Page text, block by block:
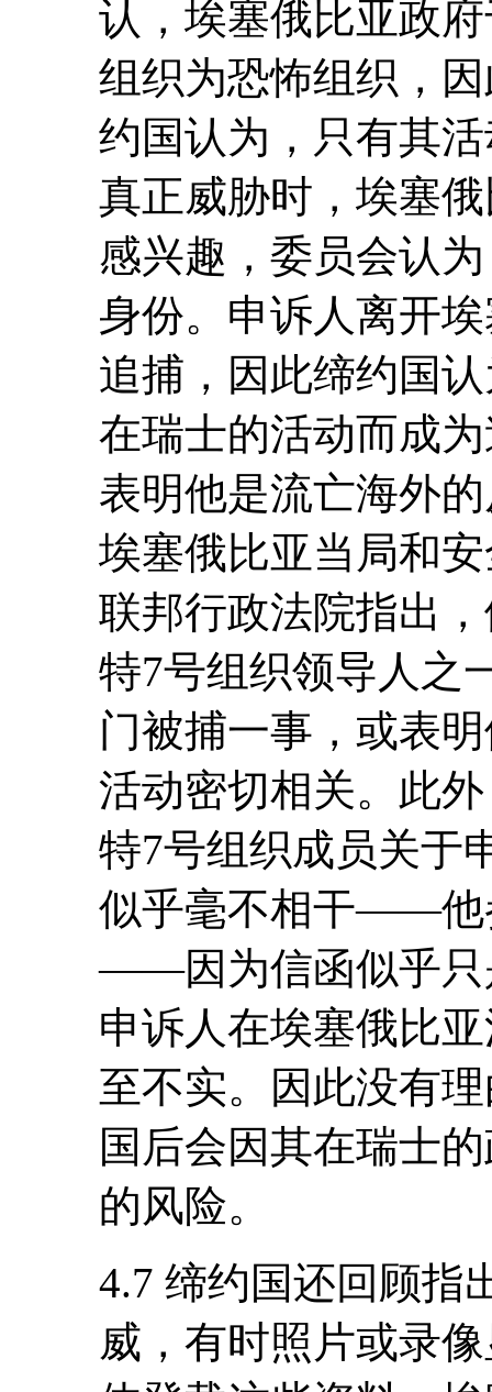
认，埃塞俄比亚政
组织为恐怖组织，
约国认为，只有其
真正威胁时，埃塞
感兴趣，委员会认
身份。申诉人离开
追捕，因此缔约国
在瑞士的活动而成
表明他是流亡海外
埃塞俄比亚当局和
联邦行政法院指出
特7号组织领导人之
门被捕一事，或表
活动密切相关。此
特7号组织成员关于
似乎毫不相干――他
――因为信函似乎只
申诉人在埃塞俄比
至不实。因此没有
国后会因其在瑞士
的风险。
4.7 缔约国还回顾指
威，有时照片或录